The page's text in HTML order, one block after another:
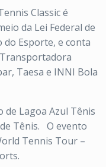
Classic é
da Lei Federal de
Esporte, e conta
Taesa e INNI Bola
de Lagoa Azul Tênis
Tênis. O evento
Tennis Tour –